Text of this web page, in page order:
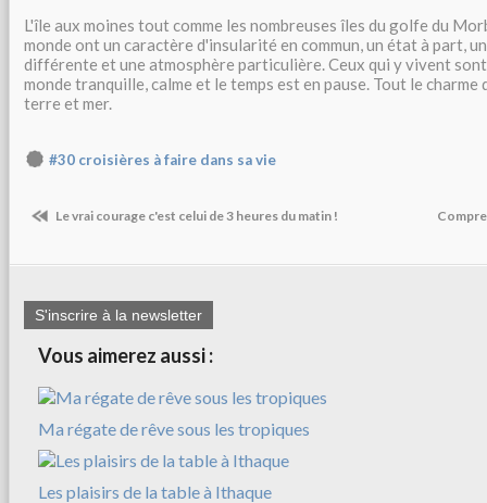
L'île aux moines tout comme les nombreuses îles du golfe du
monde ont un caractère d'insularité en commun, un état à part,
différente et une atmosphère particulière. Ceux qui y vivent sont
monde tranquille, calme et le temps est en pause. Tout le charme
terre et mer.
#30 croisières à faire dans sa vie
Le vrai courage c'est celui de 3 heures du matin !
S'inscrire à la newsletter
Vous aimerez aussi :
Ma régate de rêve sous les tropiques
Les plaisirs de la table à Ithaque